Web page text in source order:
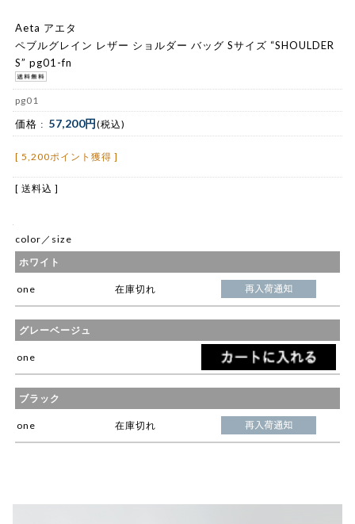
Aeta アエタ
ペブルグレイン レザー ショルダー バッグ Sサイズ “SHOULDER
S” pg01-fn
pg01
価格 : 57,200円(税込)
[ 5,200ポイント獲得 ]
[ 送料込 ]
color／size
ホワイト
one 在庫切れ
グレーベージュ
one
ブラック
one 在庫切れ